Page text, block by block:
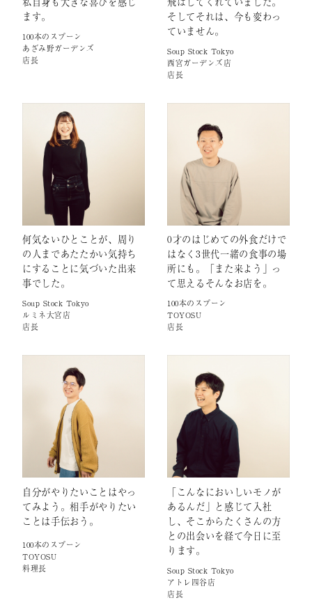
ます。
100本のスプーン
あざみ野ガーデンズ
店長
そしてそれは、今も変わっ
ていません。
Soup Stock Tokyo
西宮ガーデンズ店
店長
何気ないひとことが、周り
の人まであたたかい気持ち
にすることに気づいた出来
事でした。
Soup Stock Tokyo
ルミネ大宮店
店長
0才のはじめての外食だけで
はなく3世代一緒の食事の場
所にも。「また来よう」っ
て思えるそんなお店を。
100本のスプーン
TOYOSU
店長
自分がやりたいことはやっ
てみよう。相手がやりたい
ことは手伝おう。
100本のスプーン
TOYOSU
料理長
「こんなにおいしいモノが
あるんだ」と感じて入社
し、そこからたくさんの方
との出会いを経て今日に至
ります。
Soup Stock Tokyo
アトレ四谷店
店長